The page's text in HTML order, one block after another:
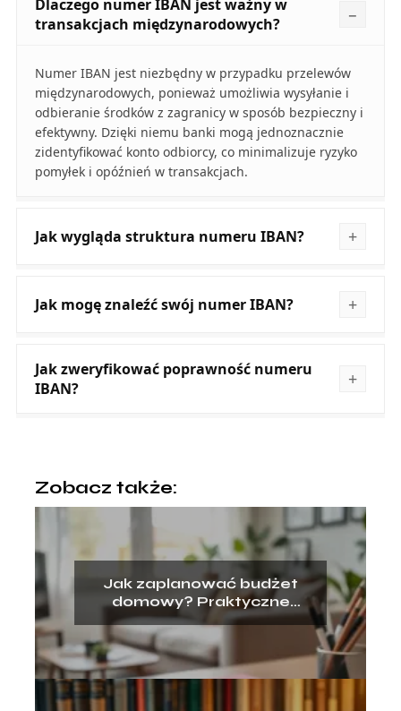
Dlaczego numer IBAN jest ważny w
transakcjach międzynarodowych?
Numer IBAN jest niezbędny w przypadku przelewów
międzynarodowych, ponieważ umożliwia wysyłanie i
odbieranie środków z zagranicy w sposób bezpieczny i
efektywny. Dzięki niemu banki mogą jednoznacznie
zidentyfikować konto odbiorcy, co minimalizuje ryzyko
pomyłek i opóźnień w transakcjach.
Jak wygląda struktura numeru IBAN?
Jak mogę znaleźć swój numer IBAN?
Jak zweryfikować poprawność numeru
IBAN?
Zobacz także:
Jak zaplanować budżet
domowy? Praktyczne
porady i wskazówki